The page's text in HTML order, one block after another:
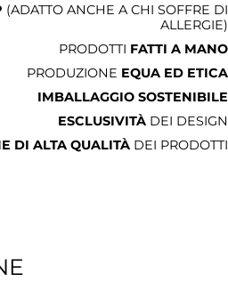
(ADATTO ANCHE A CHI SOFFRE DI
ALLERGIE)
PRODOTTI FATTI A MANO
PRODUZIONE EQUA ED ETICA
IMBALLAGGIO SOSTENIBILE
ESCLUSIVITÀ DEI DESIGN
DI ALTA QUALITÀ DEI PRODOTTI